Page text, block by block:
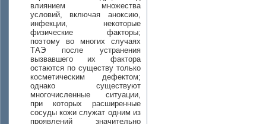
влиянием множества
условий, включая аноксию,
инфекции, некоторые
физические факторы;
поэтому во многих случаях
ТАЭ после устранения
вызвавшего их фактора
остаются по существу только
косметическим дефектом;
однако существуют
многочисленные ситуации,
при которых расширенные
сосуды кожи служат одним из
проявлений значительно